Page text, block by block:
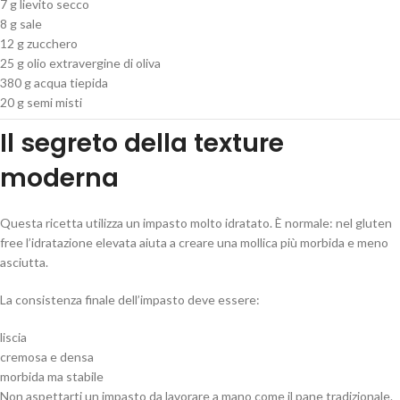
7 g lievito secco
8 g sale
12 g zucchero
25 g olio extravergine di oliva
380 g acqua tiepida
20 g semi misti
Il segreto della texture
moderna
Questa ricetta utilizza un impasto molto idratato. È normale: nel gluten
free l’idratazione elevata aiuta a creare una mollica più morbida e meno
asciutta.
La consistenza finale dell’impasto deve essere:
liscia
cremosa e densa
morbida ma stabile
Non aspettarti un impasto da lavorare a mano come il pane tradizionale.